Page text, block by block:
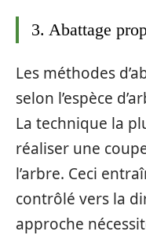
3. Abattage
Les méthodes
selon l’espèce
La technique la
réaliser une
l’arbre. Ceci
contrôlé vers la
approche